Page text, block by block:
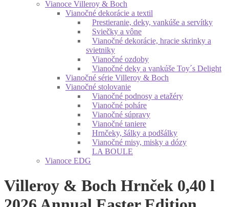
Vianoce Villeroy & Boch
Vianočné dekorácie a textil
Prestieranie, deky, vankúše a servítky
Sviečky a vône
Vianočné dekorácie, hracie skrinky a
svietniky
Vianočné ozdoby
Vianočné deky a vankúše Toy´s Delight
Vianočné série Villeroy & Boch
Vianočné stolovanie
Vianočné podnosy a etažéry
Vianočné poháre
Vianočné súpravy
Vianočné taniere
Hrnčeky, šálky a podšálky
Vianočné misy, misky a dózy
LA BOULE
Vianoce EDG
Villeroy & Boch Hrnček 0,40 l